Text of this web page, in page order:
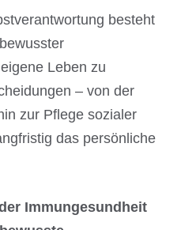
besteht
Leben zu
– von der
zur Pflege sozialer
das persönliche
Immungesundheit